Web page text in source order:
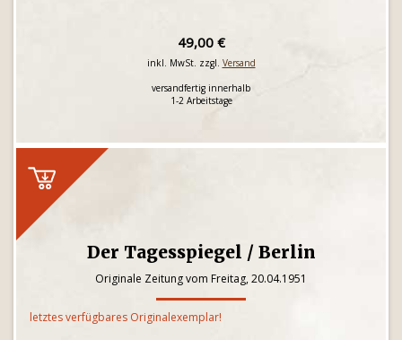
49,00 €
inkl. MwSt. zzgl. Versand
versandfertig innerhalb
1-2 Arbeitstage
Der Tagesspiegel / Berlin
Originale Zeitung vom Freitag, 20.04.1951
letztes verfügbares Originalexemplar!